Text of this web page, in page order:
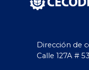
Dirección de
Calle 127A #